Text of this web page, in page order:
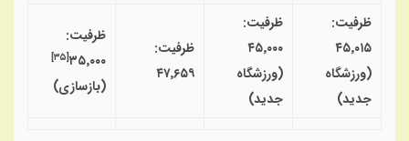
ظرفیت:
۴۵٬۰۱۵
(ورزشگاه
جدید)
ظرفیت:
۴۵٬۰۰۰
(ورزشگاه
جدید)
ظرفیت:
۴۷٬۶۵۹
ظرفیت:
۳۵٬۰۰۰[۳۵]
(بازسازی)